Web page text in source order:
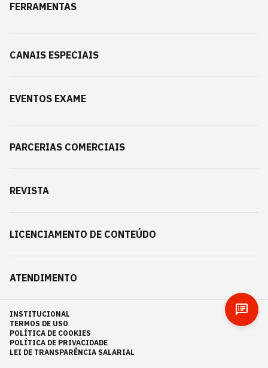
FERRAMENTAS
CANAIS ESPECIAIS
EVENTOS EXAME
PARCERIAS COMERCIAIS
REVISTA
LICENCIAMENTO DE CONTEÚDO
ATENDIMENTO
INSTITUCIONAL
TERMOS DE USO
POLÍTICA DE COOKIES
POLÍTICA DE PRIVACIDADE
LEI DE TRANSPARÊNCIA SALARIAL